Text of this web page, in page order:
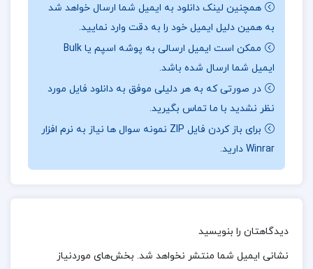
هست، شروع می‌شود. گالیله در حال توضیح نظریه‌های
خود به آندره‌آ است و تلاش می‌کند تا او را با روش‌های
علمی آشنا کند. برتولت برشت این اثر را پس از تغییر
ایدئولوژیک خود به مارکسیسم نوشت. در این
نمایش‌نامه، برشت به بررسی رابطه‌ی علم و قدرت
می‌پردازد و نشان می‌دهد چگونه نظام‌های قدرت
می‌توانند مانع پیشرفت علمی شوند. این نمایش‌نامه به
شناخته می‌شود و تأثیر عمیقی بر مخاطبان داشته
بخشی از کتاب زندگی‌ گالیله برتولت برشت کاوه
همچنین لینک دانلود به ایمیل شما ارسال خواهد شد
به همین دلیل ایمیل خود را به دقت وارد نمایید.
ممکن است ایمیل ارسالی به پوشه اسپم یا Bulk
ایمیل شما ارسال شده باشد.
در صورتی که به هر دلیلی موفق به دانلود فایل مورد
نظر نشدید با ما تماس بگیرید.
برای باز کردن فایل ZIP نمونه سوال ها نیاز به نرم افزار
Winrar دارید.
دیدگاهتان را بنویسید
نشانی ایمیل شما منتشر نخواهد شد. بخش‌های موردنیاز